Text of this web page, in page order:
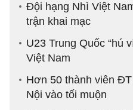
Đội hạng Nhì Việt
trận khai mạc
U23 Trung Quốc “hú
Việt Nam
Hơn 50 thành viên
Nội vào tối muộn